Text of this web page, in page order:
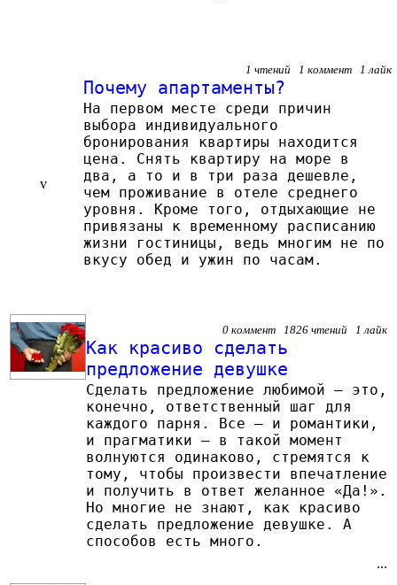
1 чтений 1 коммент 1 лайк
Почему апартаменты?
v
На первом месте среди причин
выбора индивидуального
бронирования квартиры находится
цена. Снять квартиру на море в
два, а то и в три раза дешевле,
чем проживание в отеле среднего
уровня. Кроме того, отдыхающие не
привязаны к временному расписанию
жизни гостиницы, ведь многим не по
вкусу обед и ужин по часам.
0 коммент 1826 чтений 1 лайк
Как красиво сделать
предложение девушке
Сделать предложение любимой — это,
конечно, ответственный шаг для
каждого парня. Все — и романтики,
и прагматики — в такой момент
волнуются одинаково, стремятся к
тому, чтобы произвести впечатление
и получить в ответ желанное «Да!».
Но многие не знают, как красиво
сделать предложение девушке. А
способов есть много.
...